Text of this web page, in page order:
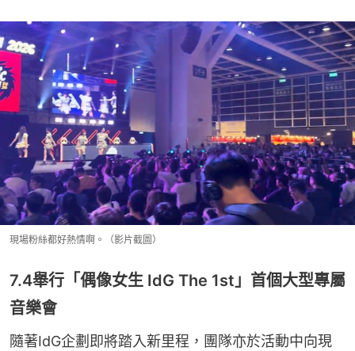
現場粉絲都好熱情啊。（影片截圖）
7.4舉行「偶像女生 IdG The 1st」首個大型專屬
音樂會
隨著IdG企劃即將踏入新里程，團隊亦於活動中向現